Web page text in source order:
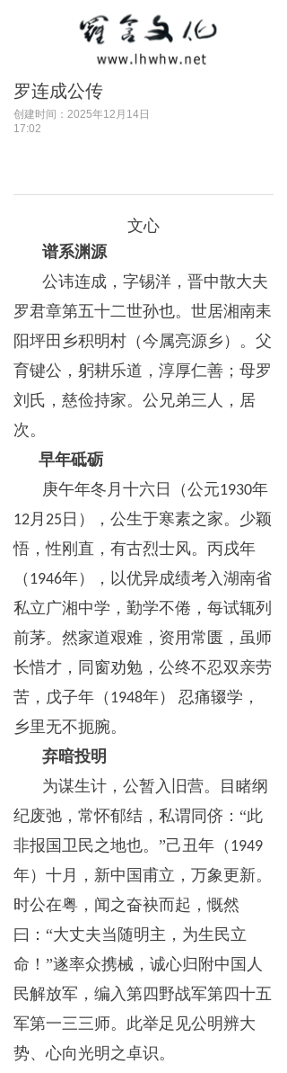
罗连成公传
创建时间： 2025年12月14日
17:02
文心
谱系渊源
公讳连成，字锡洋，晋中散大夫
罗君章第五十二世孙也。世居湘南耒
阳坪田乡积明村（今属亮源乡）。父
育键公，躬耕乐道，淳厚仁善；母罗
刘氏，慈俭持家。公兄弟三人，居
次。
早年砥砺
庚午年冬月十六日（公元1930年
12月 25 日），公生于寒素之家。少颖
悟，性刚直，有古烈士风。丙戌年
（ 1946年），以优异成绩考入湖南省
私立广湘中学，勤学不倦，每试辄列
前茅。然家道艰难，资用常匮，虽师
长惜才，同窗劝勉，公终不忍双亲劳
苦，戊子年（ 1948年）
忍痛辍学，
乡里无不扼腕。
弃暗投明
为谋生计，公暂入旧营。目睹纲
纪废弛，常怀郁结，私谓同侪： “此
非报国卫民之地也。”己丑年（ 1949
年）十月，新中国甫立，万象更新。
时公在粤，闻之奋袂而起，慨然
曰：“大丈夫当随明主，为生民立
命！”遂率众携械，诚心归附中国人
民解放军，编入第四野战军第四十五
军第一三三师。此举足见公明辨大
势、心向光明之卓识。